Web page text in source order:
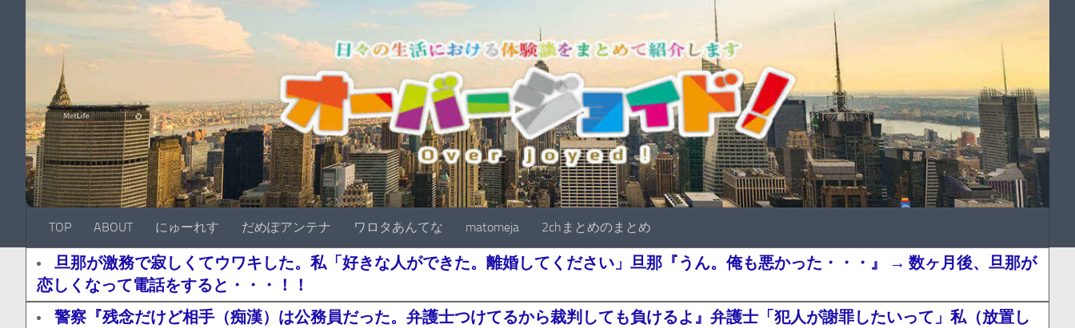
TOP ABOUT にゅーれす だめぽアンテナ ワロタあんてな matomeja 2chまとめのまとめ
旦那が激務で寂しくてウワキした。私「好きな人ができた。離婚してください」旦那『うん。俺も悪かった・・・』 → 数ヶ月後、旦那が
恋しくなって電話をすると・・・！！
警察『残念だけど相手（痴漢）は公務員だった。弁護士つけてるから裁判しても負けるよ』弁護士「犯人が謝罪したいって」私（放置し